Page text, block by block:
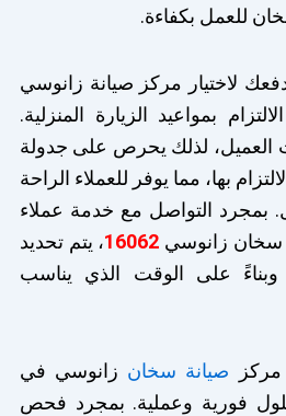
للعمل بكفاءة.
لاختيار مركز صيانة زانوسي
بمواعيد الزيارة المنزلية.
العميل، لذلك يحرص على جدولة
بها، مما يوفر للعملاء الراحة
بمجرد التواصل مع خدمة عملاء
سخان زانوسي 16062، يتم تحديد
على الوقت الذي يناسب
مركز صيانة سخان زانوسي في
فورية وعملية. بمجرد فحص